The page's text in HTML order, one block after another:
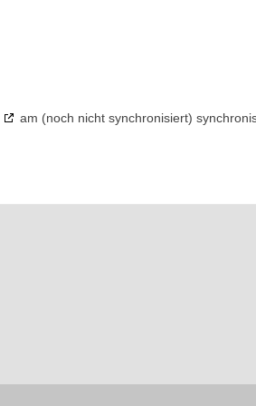
am (noch nicht synchronisiert)